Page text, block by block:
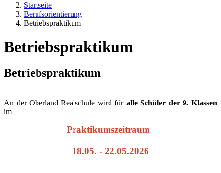
Startseite
Berufsorientierung
Betriebspraktikum
Betriebspraktikum
Betriebspraktikum
An der Oberland-Realschule wird für alle Schüler der 9. Klassen
im
Praktikumszeitraum
18.05. - 22.05.2026